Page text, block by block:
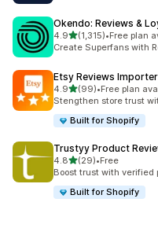
Okendo: Reviews &
4.9滿分 5 顆星
(1,315)
共有 1315 則評價
•Free plan
Create Superfans with
Etsy Reviews Importer
4.9滿分 5 顆星
(99)
共有 99 則評價
•Free plan
Stengthen store trust
Built for Shopify
Trustyy Product
4.8滿分 5 顆星
(29)
共有 29 則評價
•Free
Boost trust with verified
Built for Shopify